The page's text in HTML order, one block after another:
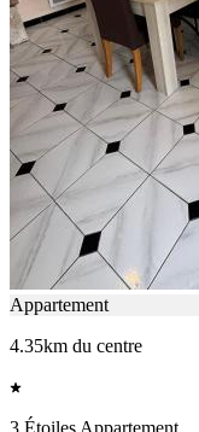
Appartement
4.35km du centre
3 Étoiles Appartement